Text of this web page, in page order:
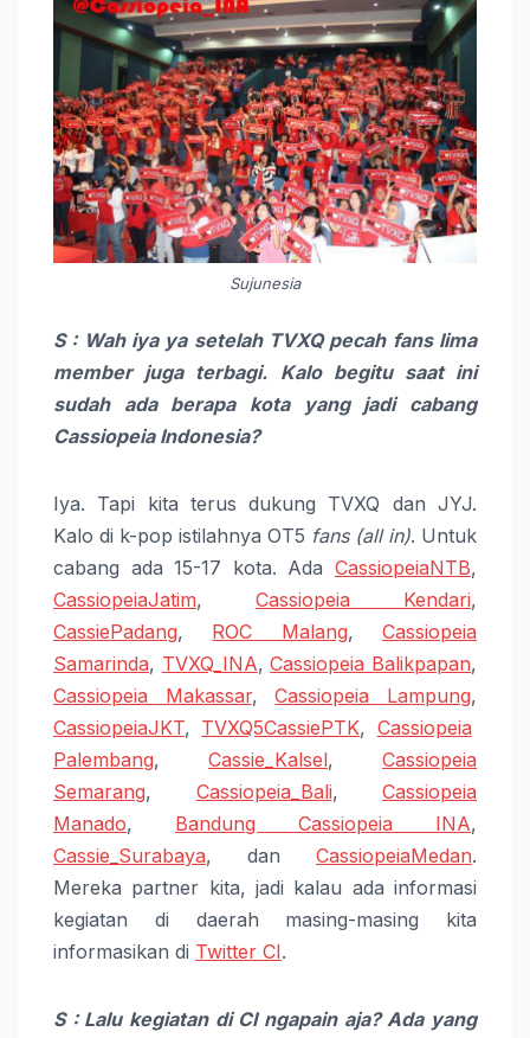
Sujunesia
S : Wah iya ya setelah TVXQ pecah fans lima
member juga terbagi. Kalo begitu saat ini
sudah ada berapa kota yang jadi cabang
Cassiopeia Indonesia?
Iya. Tapi kita terus dukung TVXQ dan JYJ.
Kalo di k-pop istilahnya OT5 fans (all in). Untuk
cabang ada 15-17 kota. Ada CassiopeiaNTB,
CassiopeiaJatim, Cassiopeia Kendari,
CassiePadang, ROC Malang,Cassiopeia
Samarinda, TVXQ_INA,Cassiopeia Balikpapan,
Cassiopeia Makassar,Cassiopeia Lampung,
CassiopeiaJKT, TVXQ5CassiePTK, Cassiopeia
Palembang, Cassie_Kalsel, Cassiopeia
Semarang, Cassiopeia_Bali, Cassiopeia
Manado, Bandung Cassiopeia INA,
Cassie_Surabaya, dan CassiopeiaMedan.
Mereka partner kita, jadi kalau ada informasi
kegiatan di daerah masing-masing kita
informasikan di Twitter CI.
S : Lalu kegiatan di CI ngapain aja? Ada yang